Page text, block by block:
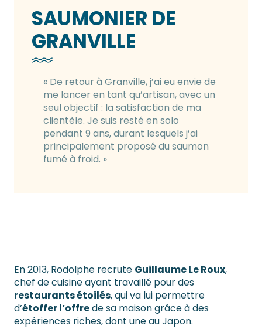
SAUMONIER DE
GRANVILLE
« De retour à Granville, j’ai eu envie de
me lancer en tant qu’artisan, avec un
seul objectif : la satisfaction de ma
clientèle. Je suis resté en solo
pendant 9 ans, durant lesquels j’ai
principalement proposé du saumon
fumé à froid. »
En 2013, Rodolphe recrute Guillaume Le Roux,
chef de cuisine ayant travaillé pour des
restaurants étoilés, qui va lui permettre
d’étoffer l’offrede sa maison grâce à des
expériences riches, dont une au Japon.